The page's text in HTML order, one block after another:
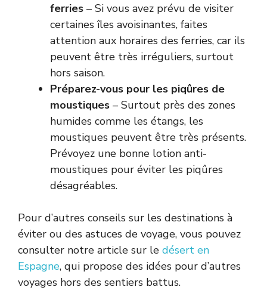
ferries – Si vous avez prévu de visiter
certaines îles avoisinantes, faites
attention aux horaires des ferries, car ils
peuvent être très irréguliers, surtout
hors saison.
Préparez-vous pour les piqûres de
moustiques – Surtout près des zones
humides comme les étangs, les
moustiques peuvent être très présents.
Prévoyez une bonne lotion anti-
moustiques pour éviter les piqûres
désagréables.
Pour d’autres conseils sur les destinations à
éviter ou des astuces de voyage, vous pouvez
consulter notre article sur le désert en
Espagne, qui propose des idées pour d’autres
voyages hors des sentiers battus.